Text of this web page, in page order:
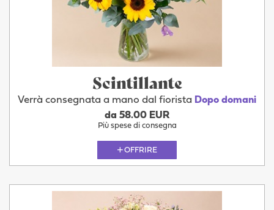
Scintillante
Verrà consegnata a mano dal fiorista Dopo domani
da 58.00 EUR
Più spese di consegna
OFFRIRE